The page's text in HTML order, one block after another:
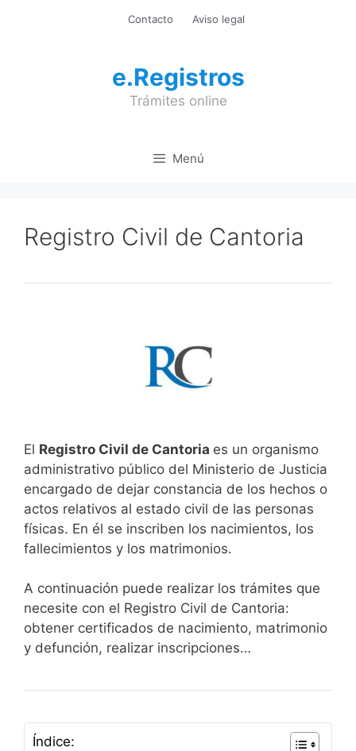
Contacto Aviso legal
e.Registros
Trámites online
Menú
Registro Civil de Cantoria
El Registro Civil de Cantoria es un organismo
administrativo público del Ministerio de Justicia
encargado de dejar constancia de los hechos o
actos relativos al estado civil de las personas
físicas. En él se inscriben los nacimientos, los
fallecimientos y los matrimonios.
A continuación puede realizar los trámites que
necesite con el Registro Civil de Cantoria:
obtener certificados de nacimiento, matrimonio
y defunción, realizar inscripciones…
Índice: